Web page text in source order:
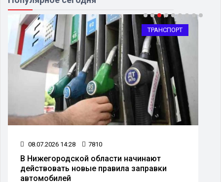
ТРАНСПОРТ
08.07.2026 14:28 7810
В Нижегородской области начинают
действовать новые правила заправки
автомобилей